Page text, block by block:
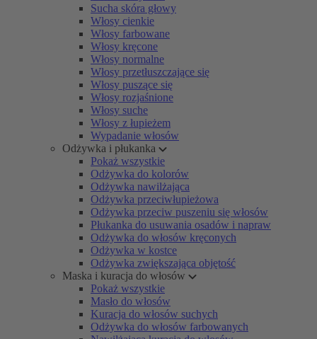
Sucha skóra głowy
Włosy cienkie
Włosy farbowane
Włosy kręcone
Włosy normalne
Włosy przetłuszczające się
Włosy puszące się
Włosy rozjaśnione
Włosy suche
Włosy z łupieżem
Wypadanie włosów
Odżywka i płukanka
Pokaż wszystkie
Odżywka do kolorów
Odżywka nawilżająca
Odżywka przeciwłupieżowa
Odżywka przeciw puszeniu się włosów
Płukanka do usuwania osadów i napraw
Odżywka do włosów kręconych
Odżywka w kostce
Odżywka zwiększająca objętość
Maska i kuracja do włosów
Pokaż wszystkie
Masło do włosów
Kuracja do włosów suchych
Odżywka do włosów farbowanych